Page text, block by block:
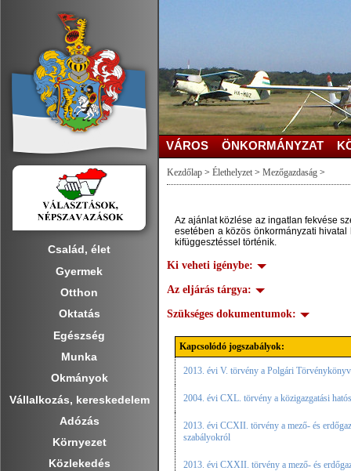
Család, élet
Gyermek
Otthon
Oktatás
Egészség
Munka
Okmányok
Vállalkozás, kereskedelem
Adózás
Környezet
Közlekedés
VÁROS ÖNKORMÁNYZAT
Kezdőlap > Élethelyzet > Mezőgazdaság >
Az ajánlat közlése az ingatlan fekvése
esetében a közös önkormányzati
kifüggesztéssel történik.
Ki veheti igénybe:
Az eljárás tárgya:
Szükséges dokumentumok:
Kapcsolódó jogszabályok:
2013. évi V. törvény a Polgári
2004. évi CXL. törvény a közigazgatási
2013. évi CCXII. törvény a mező- és
szabályokról
2013. évi CXXII. törvény a mező- és